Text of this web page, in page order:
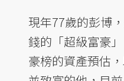
現年77歲的彭博
錢的「超級富豪
豪榜的資產預估